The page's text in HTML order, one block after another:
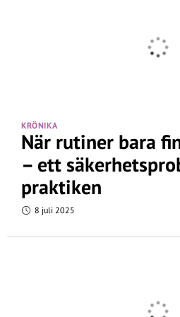
KRÖNIKA
När rutiner bara
– ett
praktiken
8 juli 2025